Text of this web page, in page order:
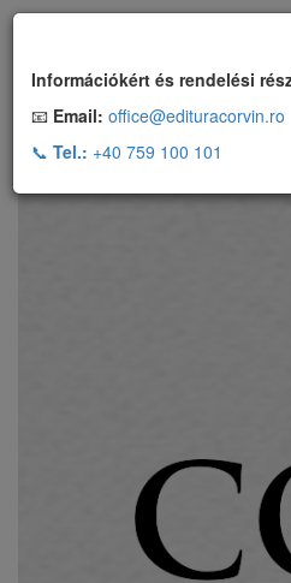
Információkért és rendelési
📧 Email: office@edituracorvin.ro
📞 Tel.: +40 759 100 101